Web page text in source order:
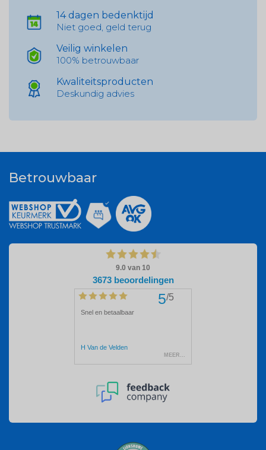
14 dagen bedenktijd
Niet goed, geld terug
Veilig winkelen
100% betrouwbaar
Kwaliteitsproducten
Deskundig advies
Betrouwbaar